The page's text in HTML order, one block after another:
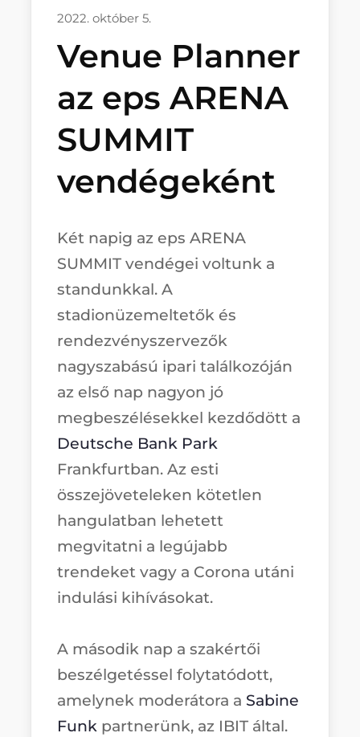
2022. október 5.
Venue Planner
az eps ARENA
SUMMIT
vendégeként
Két napig az eps ARENA
SUMMIT vendégei voltunk a
standunkkal. A
stadionüzemeltetők és
rendezvényszervezők
nagyszabású ipari találkozóján
az első nap nagyon jó
megbeszélésekkel kezdődött a
Deutsche Bank Park
Frankfurtban. Az esti
összejöveteleken kötetlen
hangulatban lehetett
megvitatni a legújabb
trendeket vagy a Corona utáni
indulási kihívásokat.
A második nap a szakértői
beszélgetéssel folytatódott,
amelynek moderátora a Sabine
Funk partnerünk, az IBIT által.